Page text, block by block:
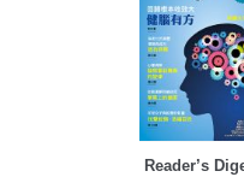
Reader’s